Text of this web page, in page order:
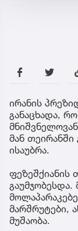
ირანის
განაცხადა,
მან
ისაუბრა.
ფეზეშქიანის
გაუმჯობესდა.
მარშრუტები,
მუშაობა.